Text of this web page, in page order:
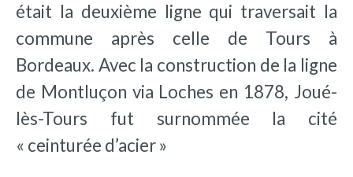
était la deuxième ligne qui traversait la
commune après celle de Tours à
Bordeaux. Avec la construction de la ligne
de Montluçon via Loches en 1878, Joué-
lès-Tours fut surnommée la cité
« ceinturée d’acier »